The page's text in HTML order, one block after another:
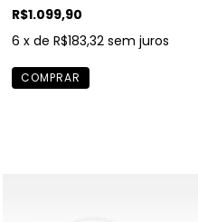
R$1.099,90
6 x de R$183,32 sem juros